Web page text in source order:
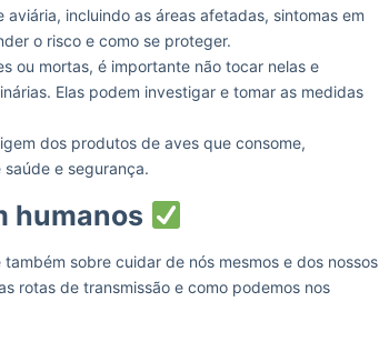
incluindo as áreas afetadas, sintomas em
o risco e como se proteger.
ou mortas, é importante não tocar nelas e
Elas podem investigar e tomar as medidas
dos produtos de aves que consome,
e segurança.
humanos
sobre cuidar de nós mesmos e dos nossos
rotas de transmissão e como podemos nos